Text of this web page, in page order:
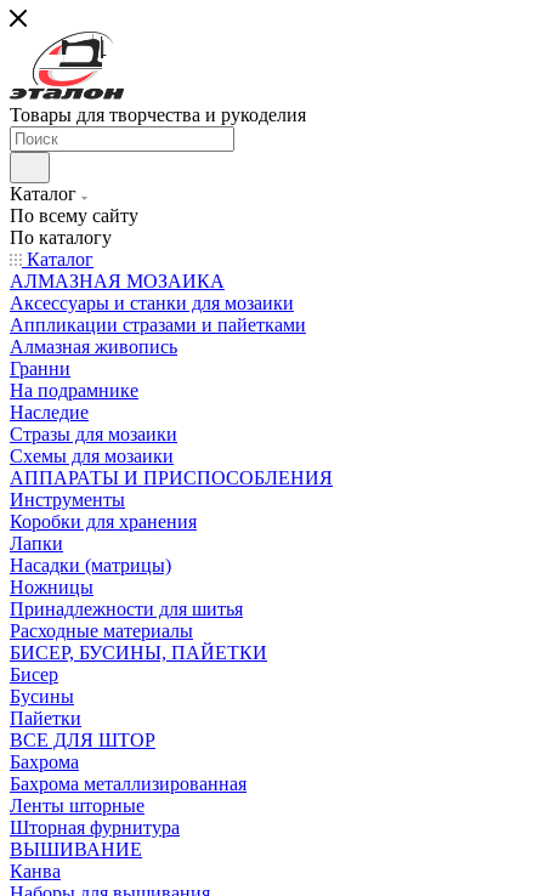
Товары для творчества и рукоделия
Каталог
По всему сайту
По каталогу
Каталог
АЛМАЗНАЯ МОЗАИКА
Аксессуары и станки для мозаики
Аппликации стразами и пайетками
Алмазная живопись
Гранни
На подрамнике
Наследие
Стразы для мозаики
Схемы для мозаики
АППАРАТЫ И ПРИСПОСОБЛЕНИЯ
Инструменты
Коробки для хранения
Лапки
Насадки (матрицы)
Ножницы
Принадлежности для шитья
Расходные материалы
БИСЕР, БУСИНЫ, ПАЙЕТКИ
Бисер
Бусины
Пайетки
ВСЕ ДЛЯ ШТОР
Бахрома
Бахрома металлизированная
Ленты шторные
Шторная фурнитура
ВЫШИВАНИЕ
Канва